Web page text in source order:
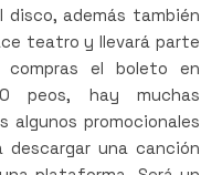
disco, además también
teatro y llevará parte
compras el boleto en
peos, hay muchas
algunos promocionales
una canción